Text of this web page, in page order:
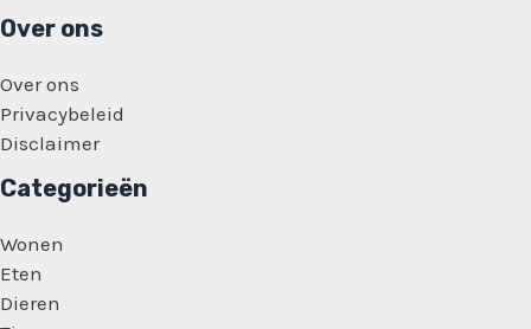
Over ons
Over ons
Privacybeleid
Disclaimer
Categorieën
Wonen
Eten
Dieren